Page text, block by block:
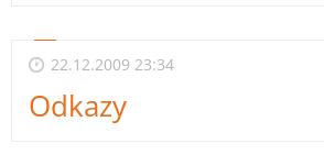
22.12.2009 23:34
Odkazy